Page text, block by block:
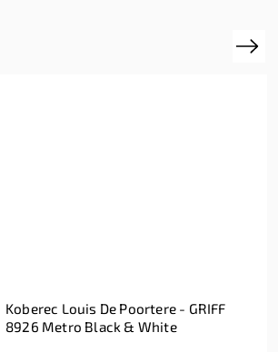
Koberec Louis De Poortere - GRIFF
8926 Metro Black & White
Next